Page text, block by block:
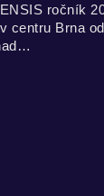
ročník
centru Brna